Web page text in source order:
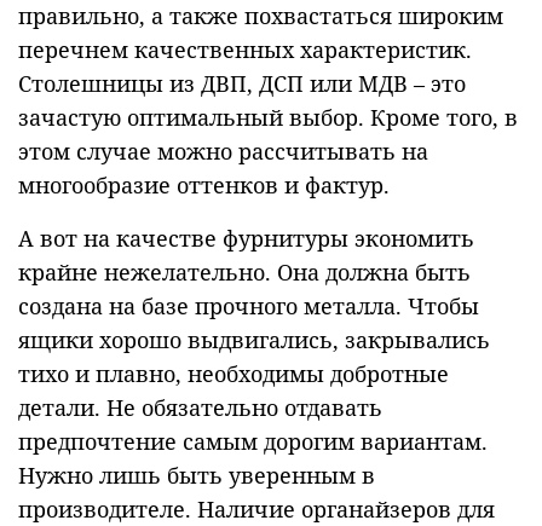
правильно, а также похвастаться широким
перечнем качественных характеристик.
Столешницы из ДВП, ДСП или МДВ – это
зачастую оптимальный выбор. Кроме того, в
этом случае можно рассчитывать на
многообразие оттенков и фактур.
А вот на качестве фурнитуры экономить
крайне нежелательно. Она должна быть
создана на базе прочного металла. Чтобы
ящики хорошо выдвигались, закрывались
тихо и плавно, необходимы добротные
детали. Не обязательно отдавать
предпочтение самым дорогим вариантам.
Нужно лишь быть уверенным в
производителе. Наличие органайзеров для